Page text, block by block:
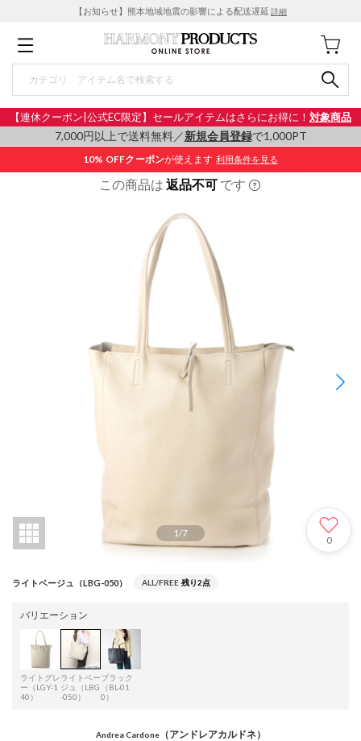
【お知らせ】熊本地域地震の影響による配送遅延 詳細
【連休クーポン|公式EC限定】セールアイテムはさらにお得に！ 対象商品
7,000円以上で送料無料／新規会員登録で1,000PT
10% OFFクーポンが使えます 利用条件を見る
この商品は 返品不可 です
1/7
0
ライトベージュ（LBG-050） ALL/FREE 残り2点
バリエーション
ライトグレ
ー（LGY-1
40）
ライトベー
ジュ（LBG
-050）
ブラック
（BL-01
0）
Andrea Cardone（アンドレアカルドネ）